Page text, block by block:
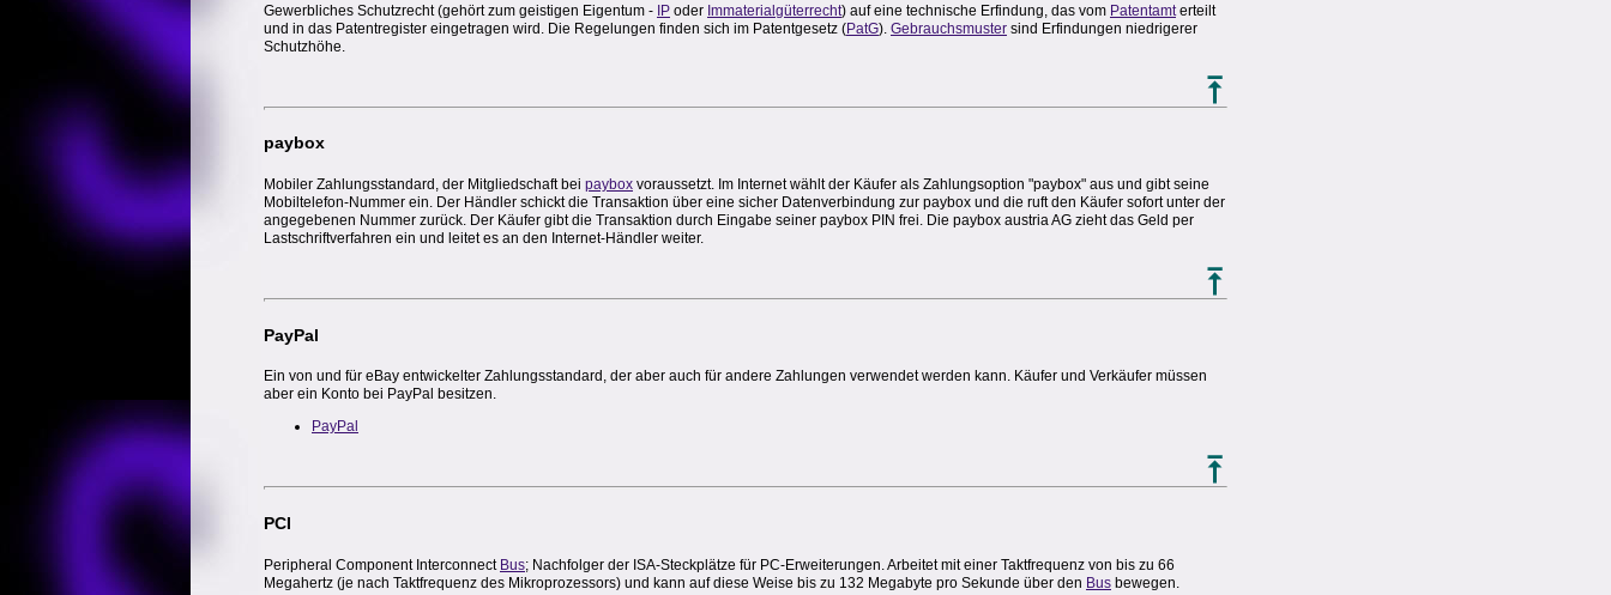
Gewerbliches Schutzrecht (gehört zum geistigen Eigentum - IP oder Immaterialgüterrecht) auf eine technische Erfindung, das vom Patentamterteilt
und in das Patentregister eingetragen wird. Die Regelungen finden sich im Patentgesetz (PatG). Gebrauchsmuster sind Erfindungen niedrigerer
Schutzhöhe.
paybox
Mobiler Zahlungsstandard, der Mitgliedschaft bei paybox voraussetzt. Im Internet wählt der Käufer als Zahlungsoption "paybox" aus und gibt seine
Mobiltelefon-Nummer ein. Der Händler schickt die Transaktion über eine sicher Datenverbindung zur paybox und die ruft den Käufer sofort unter der
angegebenen Nummer zurück. Der Käufer gibt die Transaktion durch Eingabe seiner paybox PIN frei. Die paybox austria AG zieht das Geld per
Lastschriftverfahren ein und leitet es an den Internet-Händler weiter.
PayPal
Ein von und für eBay entwickelter Zahlungsstandard, der aber auch für andere Zahlungen verwendet werden kann. Käufer und Verkäufer müssen
aber ein Konto bei PayPal besitzen.
PayPal
PCI
Peripheral Component Interconnect Bus; Nachfolger der ISA-Steckplätze für PC-Erweiterungen. Arbeitet mit einer Taktfrequenz von bis zu 66
Megahertz (je nach Taktfrequenz des Mikroprozessors) und kann auf diese Weise bis zu 132 Megabyte pro Sekunde über den Bus bewegen.